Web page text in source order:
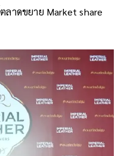
าดขยาย Market share